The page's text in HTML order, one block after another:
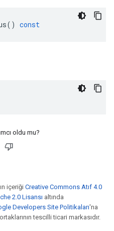
() const
oldu mu?
içeriği Creative Commons Atıf 4.0
2.0 Lisansı altında
Developers Site Politikaları'na
tescilli ticari markasıdır.